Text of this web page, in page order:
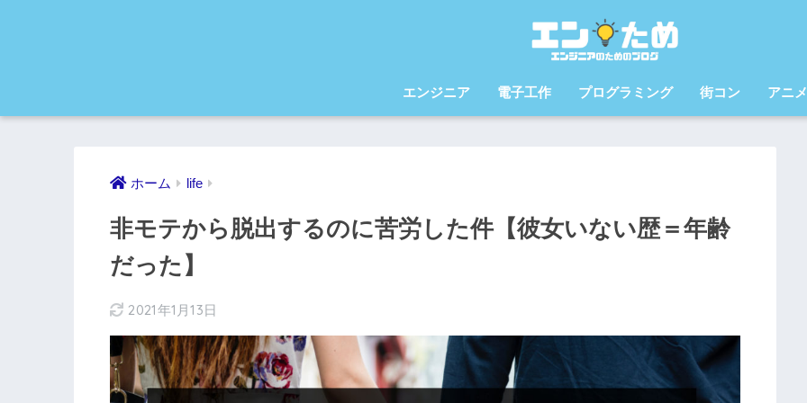
エンジニア 電子工作 プログラミング 街コン アニメ
ホーム life
非モテから脱出するのに苦労した件【彼女いない歴＝年齢
だった】
2021年1月13日